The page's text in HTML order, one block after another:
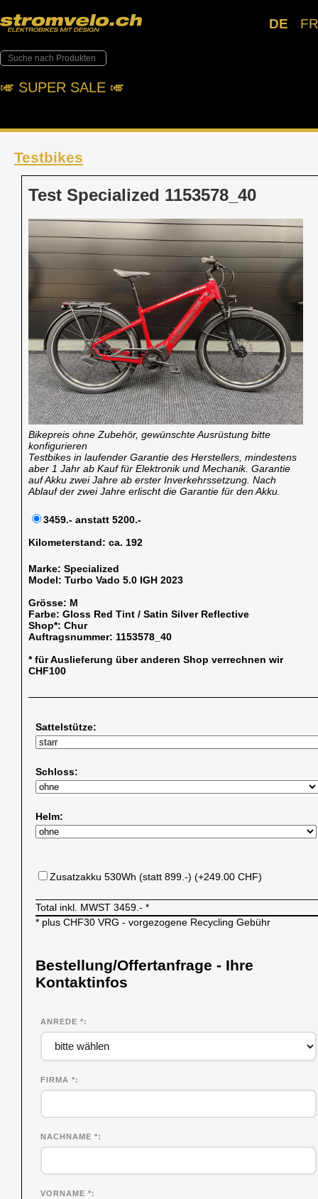
DE FR
🎺︎ SUPER SALE 🎺︎
Testbikes
Test Specialized 1153578_40
Bikepreis ohne Zubehör, gewünschte Ausrüstung bitte
konfigurieren
Testbikes in laufender Garantie des Herstellers, mindestens
aber 1 Jahr ab Kauf für Elektronik und Mechanik. Garantie
auf Akku zwei Jahre ab erster Inverkehrssetzung. Nach
Ablauf der zwei Jahre erlischt die Garantie für den Akku.
3459.- anstatt 5200.-
Kilometerstand: ca. 192
Marke:Specialized
Model:Turbo Vado 5.0 IGH 2023
Grösse: M
Farbe:Gloss Red Tint / Satin Silver Reflective
Shop*:Chur
Auftragsnummer: 1153578_40
* für Auslieferung über anderen Shop verrechnen wir
CHF100
Sattelstütze:
Schloss:
Helm:
Zusatzakku 530Wh (statt 899.-) (+249.00 CHF)
Total inkl. MWST3459.- *
* plus CHF30 VRG - vorgezogene Recycling Gebühr
Bestellung/Offertanfrage - Ihre
Kontaktinfos
ANREDE *
FIRMA*
NACHNAME*
VORNAME*